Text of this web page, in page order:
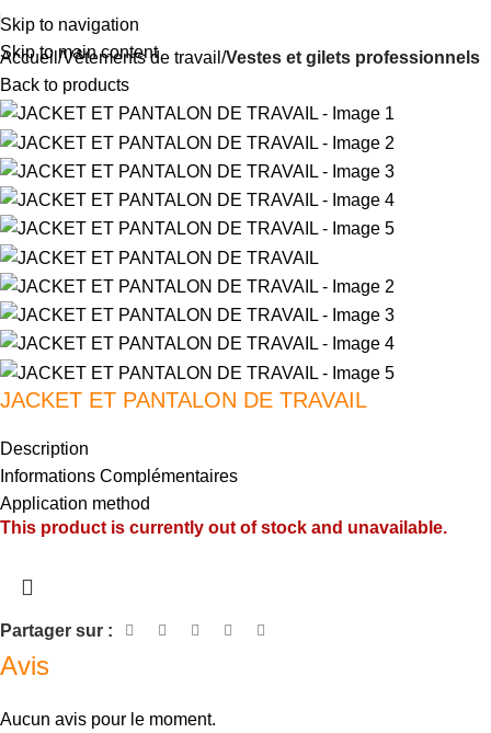
Skip to navigation
Skip to main content
Accueil Vêtements de travail Vestes et gilets professionnels
Back to products
JACKET ET PANTALON DE TRAVAIL
Description
Informations Complémentaires
Application method
This product is currently out of stock and unavailable.
Partager sur :
Avis
Aucun avis pour le moment.